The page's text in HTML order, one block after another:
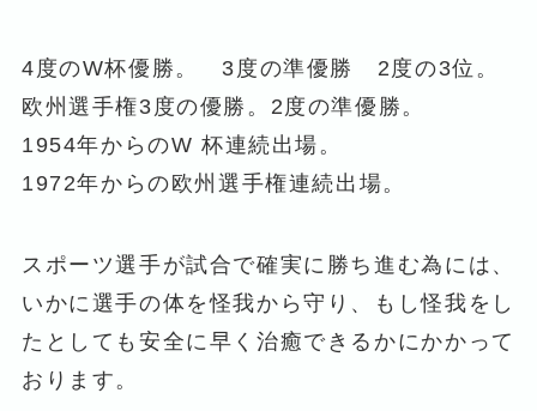
4度のW杯優勝。 3度の準優勝 2度の3位。
欧州選手権3度の優勝。2度の準優勝。
1954年からのW 杯連続出場。
1972年からの欧州選手権連続出場。
スポーツ選手が試合で確実に勝ち進む為には、
いかに選手の体を怪我から守り、もし怪我をし
たとしても安全に早く治癒できるかにかかって
おります。